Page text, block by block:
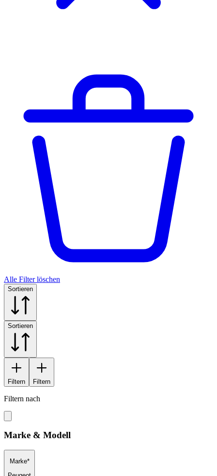
Alle Filter löschen
Sortieren
Sortieren
Filtern Filtern
Filtern nach
Marke & Modell
Marke*